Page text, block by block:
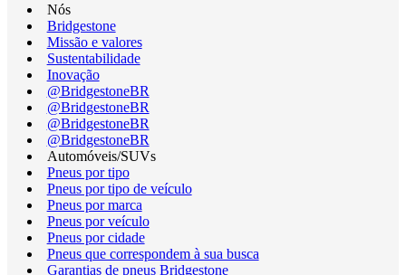
Nós
Bridgestone
Missão e valores
Sustentabilidade
Inovação
@BridgestoneBR
@BridgestoneBR
@BridgestoneBR
@BridgestoneBR
Automóveis/SUVs
Pneus por tipo
Pneus por tipo de veículo
Pneus por marca
Pneus por veículo
Pneus por cidade
Pneus que correspondem à sua busca
Garantias de pneus Bridgestone